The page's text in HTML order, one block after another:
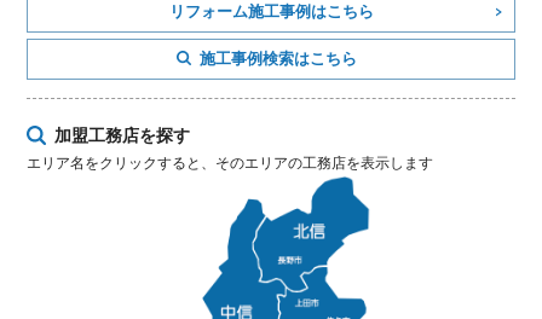
リフォーム施工事例はこちら
施工事例検索はこちら
加盟工務店を探す
エリア名をクリックすると、そのエリアの工務店を表示します